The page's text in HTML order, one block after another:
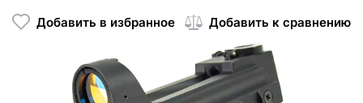
Добавить в избранное Добавить к сравнению